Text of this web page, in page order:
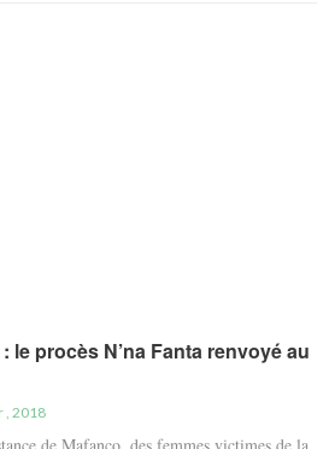
le procès N’na Fanta renvoyé au
, 2018